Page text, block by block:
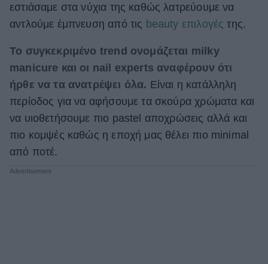
Χωρίς Ταμπέλες
Women's Forum
Hautes Grecians
Γάμος
εστιάσαμε στα νύχια της καθώς λατρεύουμε να
αντλούμε έμπνευση από τις beauty επιλογές της.
Το συγκεκριμένο trend ονομάζεται milky
manicure και οι nail experts αναφέρουν ότι
ήρθε να τα ανατρέψει όλα. Είναι η κατάλληλη
περίοδος για να αφήσουμε τα σκούρα χρώματα και
να υιοθετήσουμε πιο pastel αποχρώσεις αλλά και
πιο κομψές καθώς η εποχή μας θέλει πιο minimal
από ποτέ.